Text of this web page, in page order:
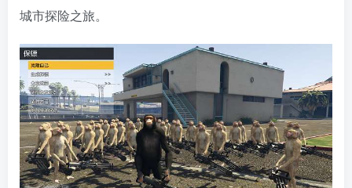
城市探险之旅。